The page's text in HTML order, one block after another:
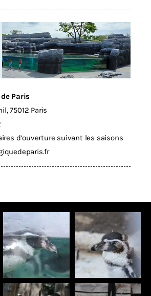
Paris
75012 Paris
d’ouverture suivant les saisons